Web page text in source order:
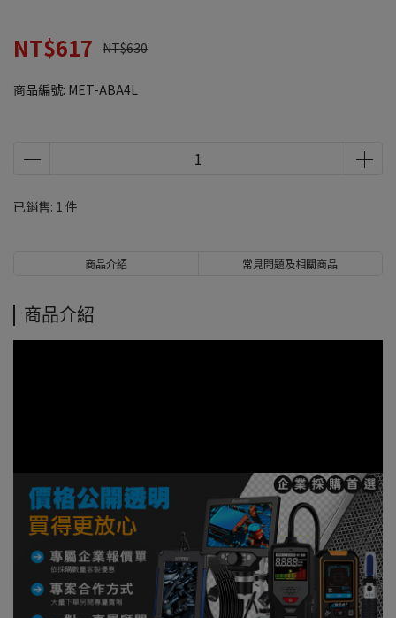
NT$617 NT$630
商品編號: MET-ABA4L
已銷售: 1 件
商品介紹 常見問題及相關商品
商品介紹